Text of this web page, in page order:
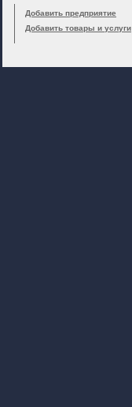
Добавить предприятие
Добавить товары и услуги